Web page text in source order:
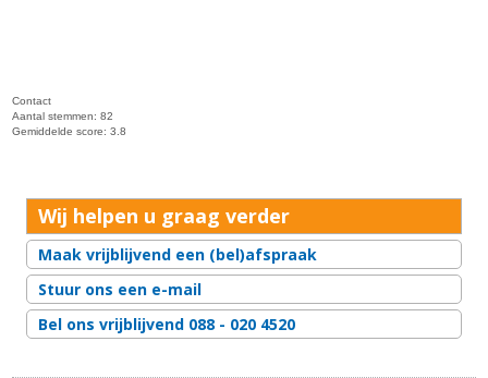
Contact
Aantal stemmen:82
Gemiddelde score:3.8
Wij helpen u graag verder
Maak vrijblijvend een (bel)afspraak
Stuur ons een e-mail
Bel ons vrijblijvend 088 - 020 4520